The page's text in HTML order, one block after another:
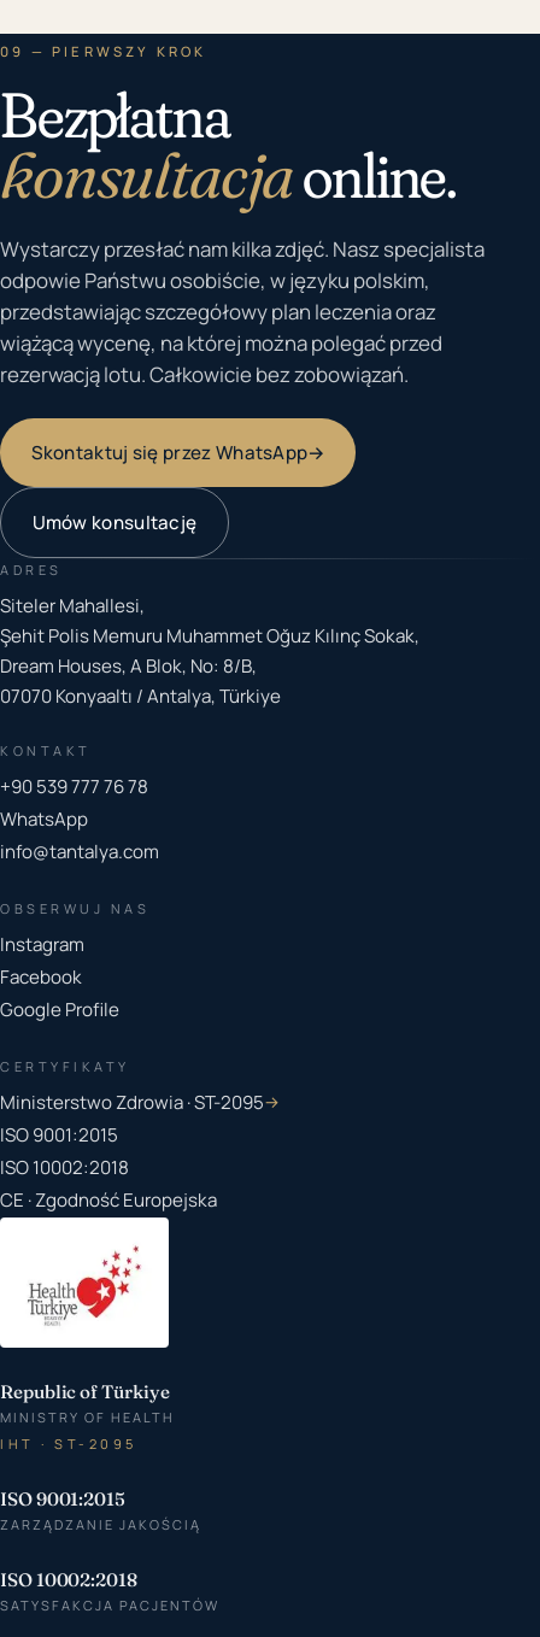
09 — PIERWSZY KROK
Bezpłatna
konsultacjaonline.
Wystarczy przesłać nam kilka zdjęć. Nasz specjalista
odpowie Państwu osobiście, w języku polskim,
przedstawiając szczegółowy plan leczenia oraz
wiążącą wycenę, na której można polegać przed
rezerwacją lotu. Całkowicie bez zobowiązań.
Skontaktuj się przez WhatsApp→
Umów konsultację
ADRES
Siteler Mahallesi,
Şehit Polis Memuru Muhammet Oğuz Kılınç Sokak,
Dream Houses, A Blok, No: 8/B,
07070 Konyaaltı / Antalya, Türkiye
KONTAKT
+90 539 777 76 78
WhatsApp
info@tantalya.com
OBSERWUJ NAS
Instagram
Facebook
Google Profile
CERTYFIKATY
Ministerstwo Zdrowia · ST-2095→
ISO 9001:2015
ISO 10002:2018
CE · Zgodność Europejska
Republic of Türkiye
MINISTRY OF HEALTH
IHT · ST-2095
ISO 9001:2015
ZARZĄDZANIE JAKOŚCIĄ
ISO 10002:2018
SATYSFAKCJA PACJENTÓW